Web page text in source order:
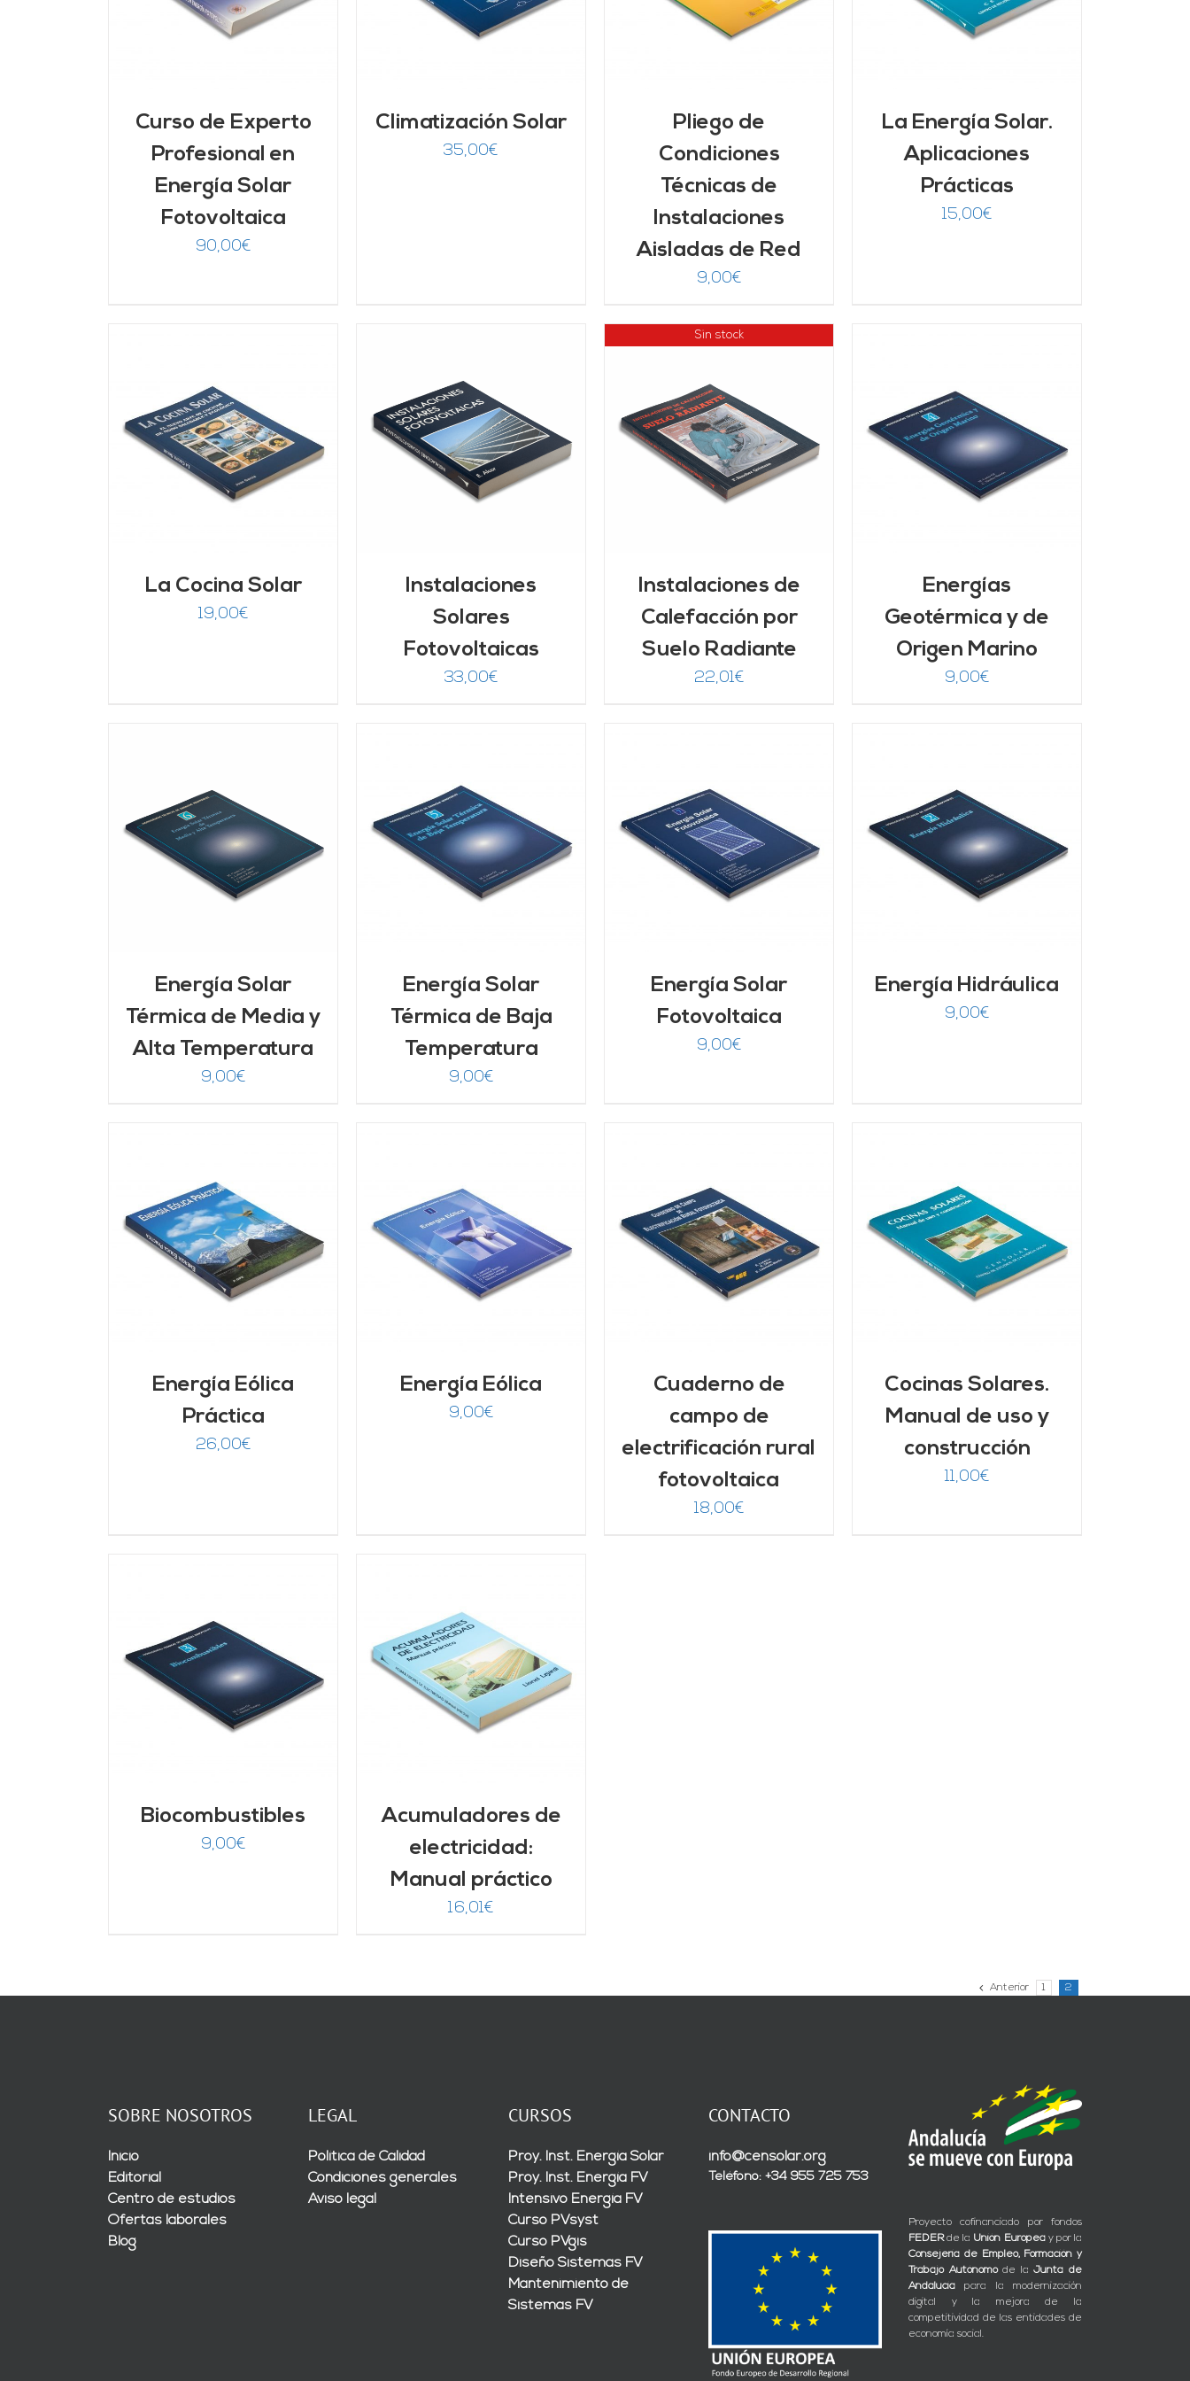
Curso de Experto
Profesional en
Energía Solar
Fotovoltaica
90,00€
Climatización Solar
35,00€
Pliego de
Condiciones
Técnicas de
Instalaciones
Aisladas de Red
9,00€
La Energía Solar.
Aplicaciones
Prácticas
15,00€
La Cocina Solar
19,00€
AÑADIR AL CARRITO
/
DETALLES
Instalaciones
Solares
Fotovoltaicas
33,00€
Sin stock
DETALLES
Instalaciones de
Calefacción por
Suelo Radiante
22,01€
AÑADIR AL CARRITO
/
DETALLES
Energías
Geotérmica y de
Origen Marino
9,00€
Energía Solar
Térmica de Media y
Alta Temperatura
9,00€
AÑADIR AL CARRITO
DETALLES
Energía Solar
Térmica de Baja
Temperatura
9,00€
AÑADIR AL CARRITO
/
DETALLES
Energía Solar
Fotovoltaica
9,00€
AÑADIR AL CARRITO
DETALLES
Energía Hidráulica
9,00€
Energía Eólica
Práctica
26,00€
AÑADIR AL CARRITO
/
DETALLES
Energía Eólica
9,00€
AÑADIR AL CARRITO
DETALLES
Cuaderno de
campo de
electrificación rural
fotovoltaica
18,00€
AÑADIR AL CARRITO
DETALLES
Cocinas Solares.
Manual de uso y
construcción
11,00€
Biocombustibles
9,00€
AÑADIR AL CARRITO
DETALLES
Acumuladores de
electricidad:
Manual práctico
16,01€
Anterior 1 2
SOBRE NOSOTROS
Inicio
Editorial
Centro de estudios
Ofertas laborales
Blog
LEGAL
Política de Calidad
Condiciones generales
Aviso legal
CURSOS
Proy. Inst. Energía Solar
Proy. Inst. Energía FV
Intensivo Energía FV
Curso PVsyst
Curso PVgis
Diseño Sistemas FV
Mantenimiento de
Sistemas FV
CONTACTO
info@censolar.org
Teléfono: +34 955 725 753
Proyecto cofinanciado por fondos
FEDERde la Unión Europeay por la
Consejería de Empleo, Formación y
Trabajo Autónomode laJunta de
Andalucía para la modernización
digital y la mejora de la
competitividad de las entidades de
economía social.